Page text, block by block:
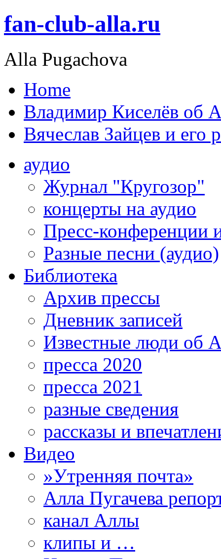
fan-club-alla.ru
Alla Pugachova
Home
Владимир Киселёв об
Вячеслав Зайцев и его
аудио
Журнал "Кругозор"
концерты на аудио
Пресс-конференции
Разные песни (аудио)
Библиотека
Архив прессы
Дневник записей
Известные люди об
пресса 2020
пресса 2021
разные сведения
рассказы и
Видео
»Утренняя почта»
Алла Пугачева
канал Аллы
клипы и …